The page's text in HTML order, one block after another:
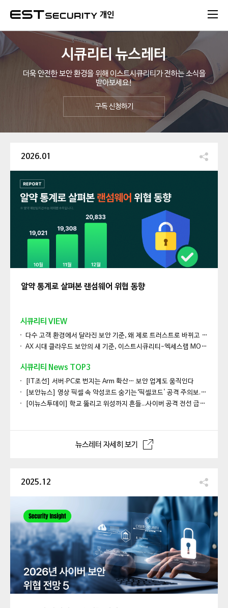
개인
시큐리티 뉴스레터
더욱 안전한 보안 환경을 위해 이스트시큐리티가 전하는 소식을
받아보세요!
구독 신청하기
2026.01
알약 통계로 살펴본 랜섬웨어 위협 동향
시큐리티 VIEW
다수 고객 환경에서 달라진 보안 기준, 왜 제로 트러스트로 바뀌고 있을까?
AX 시대 클라우드 보안의 새 기준, 이스트시큐리티-엑세스랩 MOU 체결!
시큐리티 News TOP3
[IT조선] 서버·PC로 번지는 Arm 확산… 보안 업계도 움직인다
[보안뉴스] 영상 픽셀 속 악성코드 숨기는‘픽셀코드' 공격 주의보...탐지 어려워
[이뉴스투데이] 학교 뚫리고 위성까지 흔들...사이버 공격 전선 급속 확대
뉴스레터 자세히 보기
2025.12